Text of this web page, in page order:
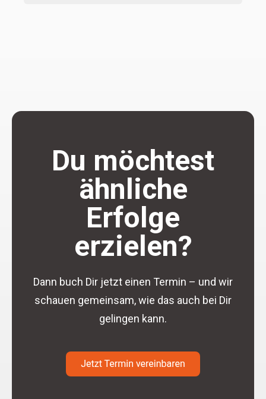
Du möchtest
ähnliche
Erfolge
erzielen?
Dann buch Dir jetzt einen Termin – und wir
schauen gemeinsam, wie das auch bei Dir
gelingen kann.